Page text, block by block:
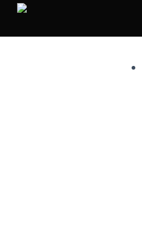
Skip